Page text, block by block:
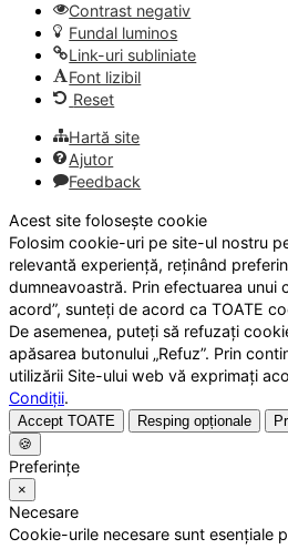
Contrast negativ
Fundal luminos
Link-uri subliniate
Font lizibil
Reset
Hartă site
Ajutor
Feedback
Acest site folosește cookie
Folosim cookie-uri pe site-ul nostru
relevantă experiență, reținând
dumneavoastră. Prin efectuarea unui
acord”, sunteți de acord ca TOATE
De asemenea, puteți să refuzați
apăsarea butonului „Refuz”. Prin
utilizării Site-ului web vă exprimați
Condiții.
Accept TOATE Resping opționale
🍪
Preferințe
×
Necesare
Cookie-urile necesare sunt esențiale